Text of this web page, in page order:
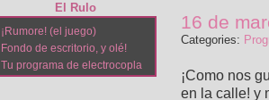
16 de
Categories:
¡Como nos
en la calle! y
El Rulo
¡Rumore! (el juego)
Fondo de escritorio, y olé!
Tu programa de electrocopla